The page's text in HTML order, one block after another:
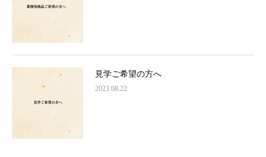
見学ご希望の方へ
2023.08.22